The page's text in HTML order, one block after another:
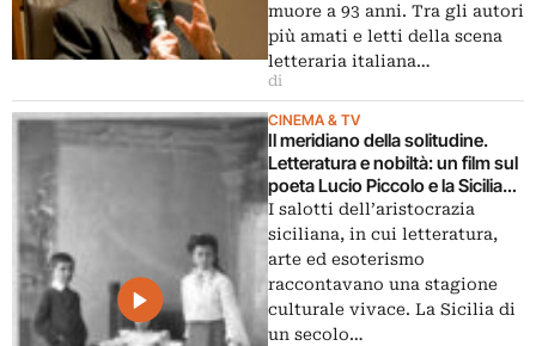
muore a 93 anni. Tra gli autori
più amati e letti della scena
letteraria italiana…
di
CINEMA & TV
Il meridiano della solitudine.
Letteratura e nobiltà: un film sul
poeta Lucio Piccolo e la Sicilia
d’un secolo fa
I salotti dell’aristocrazia
siciliana, in cui letteratura,
arte ed esoterismo
raccontavano una stagione
culturale vivace. La Sicilia di
un secolo…